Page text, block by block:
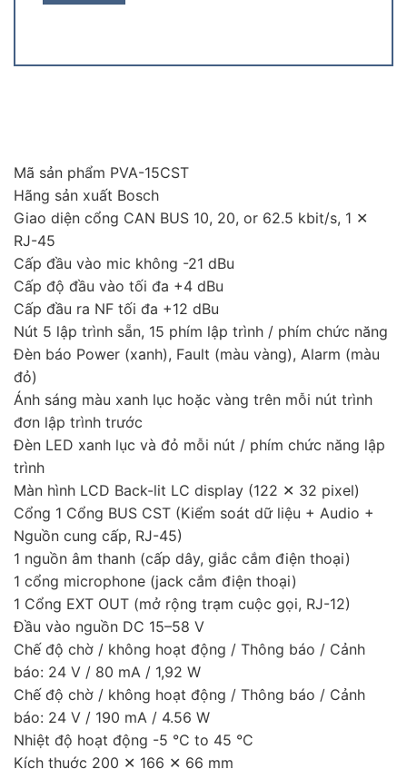
Mã sản phẩm PVA-15CST
Hãng sản xuất Bosch
Giao diện cổng CAN BUS 10, 20, or 62.5 kbit/s, 1 ✕
RJ-45
Cấp đầu vào mic không -21 dBu
Cấp độ đầu vào tối đa +4 dBu
Cấp đầu ra NF tối đa +12 dBu
Nút 5 lập trình sẵn, 15 phím lập trình / phím chức năng
Đèn báo Power (xanh), Fault (màu vàng), Alarm (màu
đỏ)
Ánh sáng màu xanh lục hoặc vàng trên mỗi nút trình
đơn lập trình trước
Đèn LED xanh lục và đỏ mỗi nút / phím chức năng lập
trình
Màn hình LCD Back-lit LC display (122 ✕ 32 pixel)
Cổng 1 Cổng BUS CST (Kiểm soát dữ liệu + Audio +
Nguồn cung cấp, RJ-45)
1 nguồn âm thanh (cấp dây, giắc cắm điện thoại)
1 cổng microphone (jack cắm điện thoại)
1 Cổng EXT OUT (mở rộng trạm cuộc gọi, RJ-12)
Đầu vào nguồn DC 15–58 V
Chế độ chờ / không hoạt động / Thông báo / Cảnh
báo: 24 V / 80 mA / 1,92 W
Chế độ chờ / không hoạt động / Thông báo / Cảnh
báo: 24 V / 190 mA / 4.56 W
Nhiệt độ hoạt động -5 °C to 45 °C
Kích thuớc 200 ✕ 166 ✕ 66 mm